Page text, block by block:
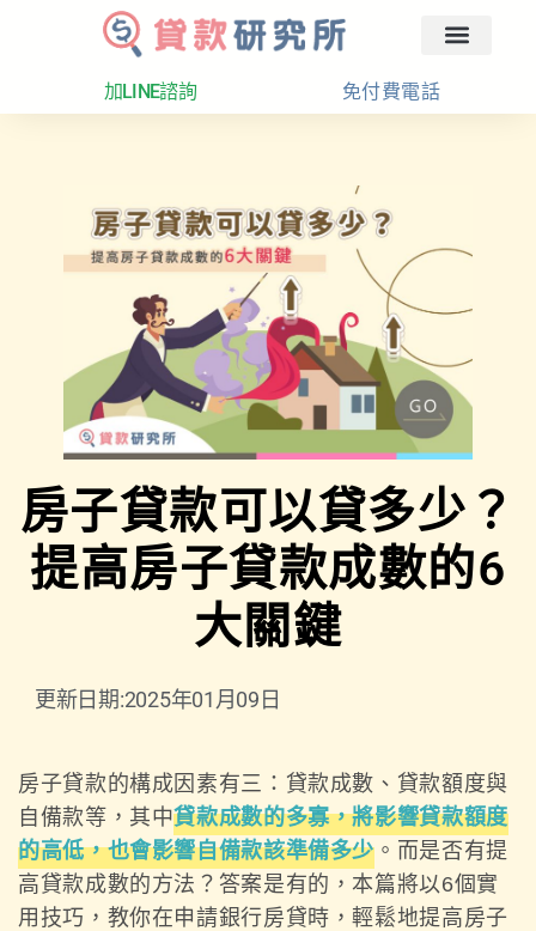
加LINE諮詢 免付費電話
房子貸款可以貸多少？
提高房子貸款成數的6
大關鍵
更新日期:2025年01月09日
房子貸款的構成因素有三：貸款成數、貸款額度與
自備款等，其中貸款成數的多寡，將影響貸款額度
的高低，也會影響自備款該準備多少 。而是否有提
高貸款成數的方法？答案是有的，本篇將以6個實
用技巧，教你在申請銀行房貸時，輕鬆地提高房子